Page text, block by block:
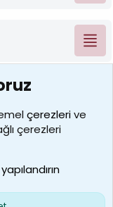
çerezlerive
çerezleri